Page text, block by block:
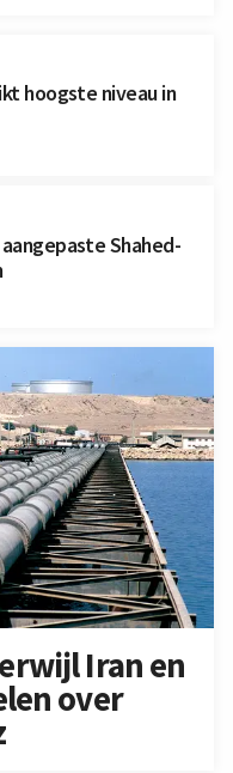
hoogste niveau in
Shahed-
Iran en
over